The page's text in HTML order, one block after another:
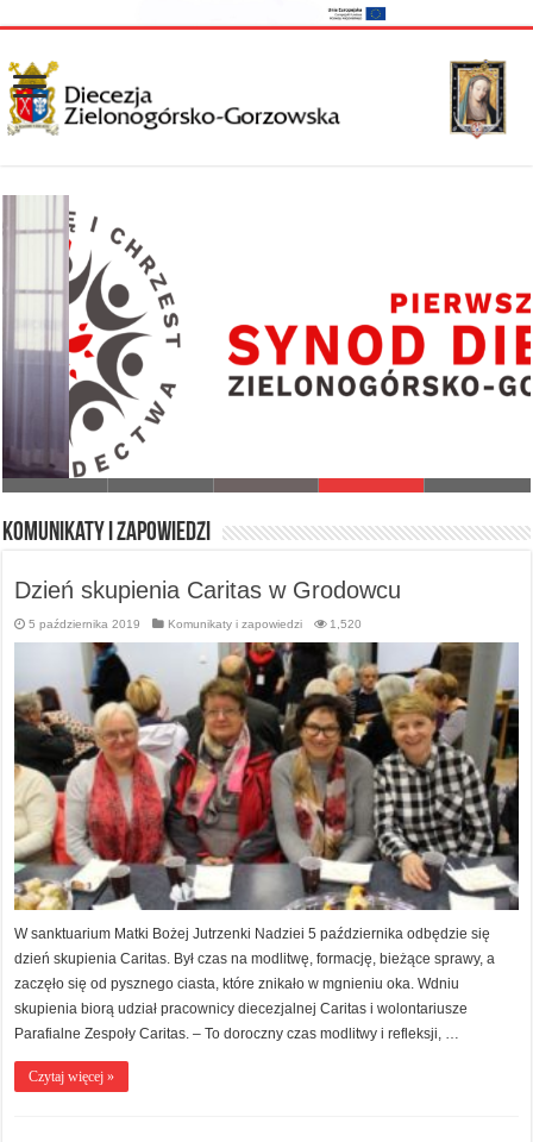
I Synod Diecezji Zielonogórsko-Gorzowskiej
Komunikaty i zapowiedzi
Dzień skupienia Caritas w Grodowcu
5 października 2019 Komunikaty i zapowiedzi 1,520
W sanktuarium Matki Bożej Jutrzenki Nadziei 5 października odbędzie się
dzień skupienia Caritas. Był czas na modlitwę, formację, bieżące sprawy, a
zaczęło się od pysznego ciasta, które znikało w mgnieniu oka. Wdniu
skupienia biorą udział pracownicy diecezjalnej Caritas i wolontariusze
Parafialne Zespoły Caritas. – To doroczny czas modlitwy i refleksji, …
Czytaj więcej »